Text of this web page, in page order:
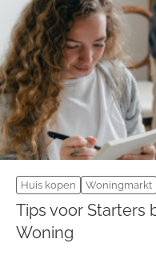
Huis kopen Woningmarkt
Tips voor Starters
Woning